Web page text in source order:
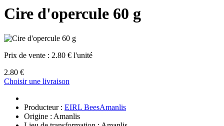
Cire d'opercule 60 g
Prix de vente : 2.80 € l'unité
2.80 €
Choisir une livraison
Producteur : EIRL BeesAmanlis
Origine : Amanlis